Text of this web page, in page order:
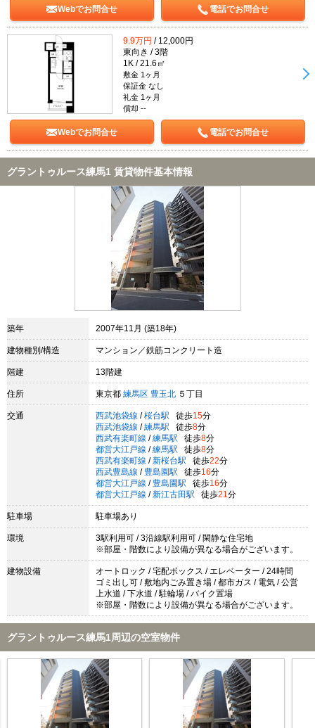
Webでお問合せ 電話でお問合せ
9.9万円 / 12,000円
東向き / 3階
1K / 21.6㎡
敷金 1ヶ月
保証金 なし
礼金 1ヶ月
償却 --
Webでお問合せ 電話でお問合せ
グラントゥルース練馬1 賃貸物件基本情報
築年 2007年11月 (築18年)
建物種別/構造 マンション／鉄筋コンクリート造
階建 13階建
住所 東京都 練馬区 豊玉北 ５丁目
交通 西武池袋線 / 桜台駅 徒歩15分
西武池袋線 / 練馬駅 徒歩8分
西武有楽町線 / 練馬駅 徒歩8分
都営大江戸線 / 練馬駅 徒歩8分
西武有楽町線 / 新桜台駅 徒歩22分
西武豊島線 / 豊島園駅 徒歩16分
都営大江戸線 / 豊島園駅 徒歩16分
都営大江戸線 / 新江古田駅 徒歩21 分
駐車場 駐車場あり
環境
3駅利用可 / 3沿線駅利用可 / 閑静な住宅地
※部屋・階数により設備が異なる場合がございます。
建物設備
オートロック / 宅配ボックス / エレベーター / 24時間
ゴミ出し可 / 敷地内ごみ置き場 / 都市ガス / 電気 / 公営
上水道 / 下水道 / 駐輪場 / バイク置場
※部屋・階数により設備が異なる場合がございます。
グラントゥルース練馬1周辺の空室物件